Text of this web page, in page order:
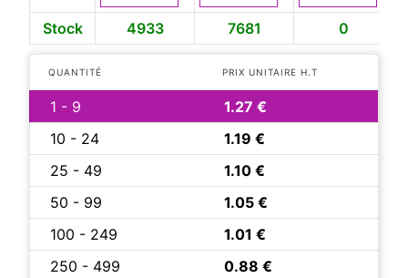
Stock 4933 7681 0
QUANTITÉ PRIX UNITAIRE H.T
1 - 9
1.27 €
10 - 24
1.19 €
25 - 49
1.10 €
50 - 99
1.05 €
100 - 249
1.01 €
250 - 499
0.88 €